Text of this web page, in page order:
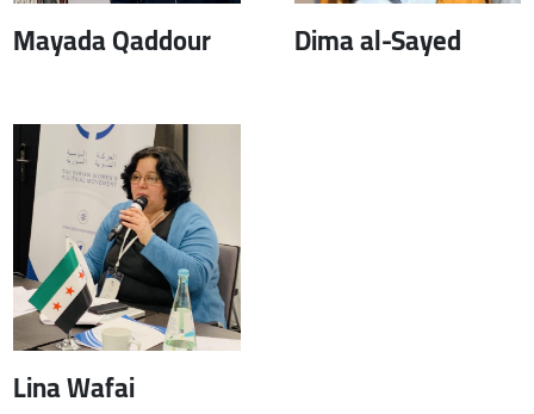
Mayada Qaddour Dima al-Sayed
Lina Wafai